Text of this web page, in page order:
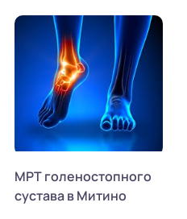
МРТ голеностопного
сустава в Митино